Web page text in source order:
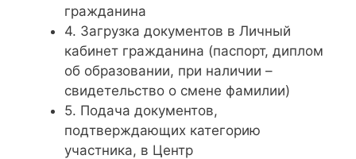
гражданина
4. Загрузка документов в Личный
кабинет гражданина (паспорт, диплом
об образовании, при наличии –
свидетельство о смене фамилии)
5. Подача документов,
подтверждающих категорию
участника, в Центр